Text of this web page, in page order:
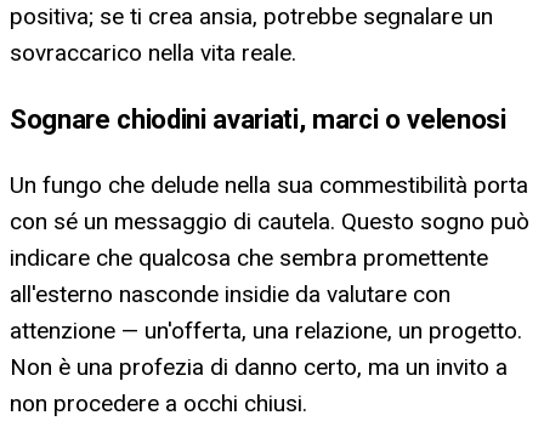
positiva; se ti crea ansia, potrebbe segnalare un
sovraccarico nella vita reale.
Sognare chiodini avariati, marci o velenosi
Un fungo che delude nella sua commestibilità porta
con sé un messaggio di cautela. Questo sogno può
indicare che qualcosa che sembra promettente
all'esterno nasconde insidie da valutare con
attenzione — un'offerta, una relazione, un progetto.
Non è una profezia di danno certo, ma un invito a
non procedere a occhi chiusi.